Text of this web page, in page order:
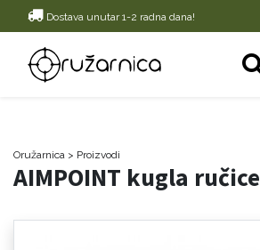
Dostava unutar 1-2 radna dana!
Oružarnica > Proizvodi
AIMPOINT kugla ručice